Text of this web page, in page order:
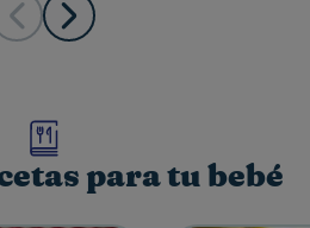
para tu bebé